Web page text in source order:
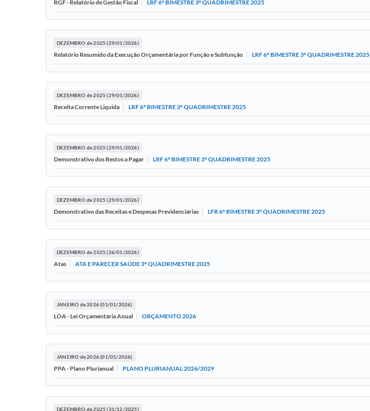
RGF - Relatório de Gestão Fiscal LRF 6º BIMESTRE 3º QUADRIMESTRE 2025
DEZEMBRO de 2025 (29/01/2026)
Relatório Resumido da Execução Orçamentária por Função e Subfunção LRF 6º BIMESTRE 3º QUADRIMESTRE 2025
DEZEMBRO de 2025 (29/01/2026)
Receita Corrente Liquida LRF 6º BIMESTRE 3º QUADRIMESTRE 2025
DEZEMBRO de 2025 (29/01/2026)
Demonstrativo dos Restos a Pagar LRF 6º BIMESTRE 3º QUADRIMESTRE 2025
DEZEMBRO de 2025 (29/01/2026)
Demonstrativo das Receitas e Despesas Previdenciárias LFR 6º BIMESTRE 3º QUADRIMESTRE 2025
DEZEMBRO de 2025 (26/01/2026)
Atas ATA E PARECER SAÚDE 3º QUADRIMESTRE 2025
JANEIRO de 2026 (01/01/2026)
LOA - Lei Orçamentária Anual ORÇAMENTO 2026
JANEIRO de 2026 (01/01/2026)
PPA - Plano Plurianual PLANO PLURIANUAL 2026/2029
DEZEMBRO de 2025 (31/12/2025)